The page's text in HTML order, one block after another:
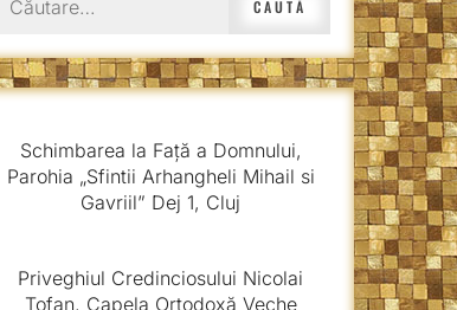
după:
Schimbarea la Față a Domnului,
Parohia „Sfintii Arhangheli Mihail si
Gavriil” Dej 1, Cluj
Priveghiul Credinciosului Nicolai
Tofan, Capela Ortodoxă Veche